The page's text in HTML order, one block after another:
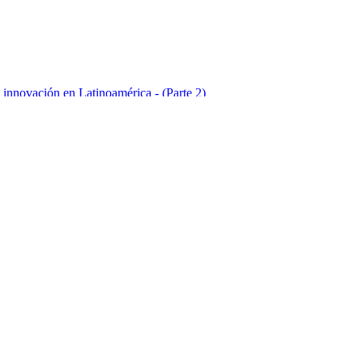
en Latinoamérica - (Parte 2)